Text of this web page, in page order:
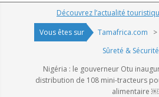
Navigation
Découvrez l’actualité
Vous êtes sur
Tamafrica.com >
Sûreté & Sécurité
Nigéria : le gouverneur Otu
distribution de 108 mini-tracteurs
alimentaire ￼